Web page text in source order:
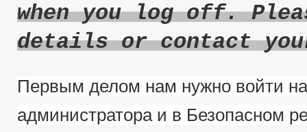
when you log off.
details or contact
Первым делом нам нужно войти
администратора и в Безопасном